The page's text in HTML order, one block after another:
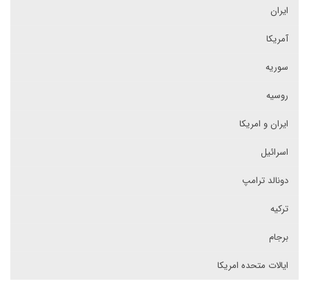
ایران
آمریکا
سوریه
روسیه
ایران و امریکا
اسرائیل
دونالد ترامپ
ترکیه
برجام
ایالات متحده امریکا